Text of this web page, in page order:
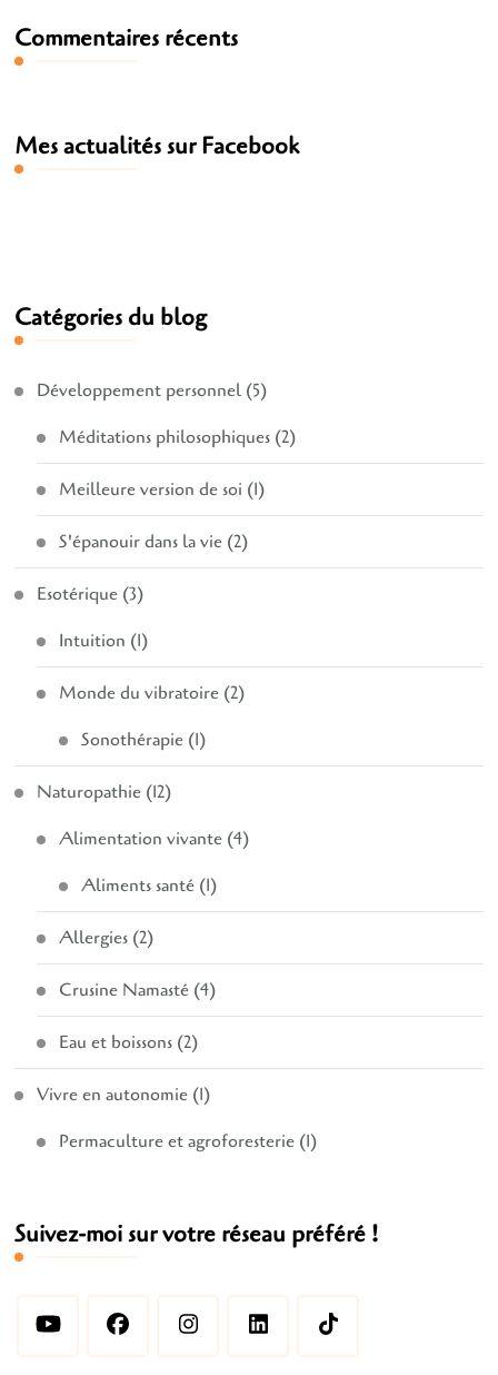
Commentaires récents
Mes actualités sur Facebook
Catégories du blog
Développement personnel (5)
Méditations philosophiques (2)
Meilleure version de soi (1)
S'épanouir dans la vie (2)
Esotérique (3)
Intuition (1)
Monde du vibratoire (2)
Sonothérapie (1)
Naturopathie (12)
Alimentation vivante (4)
Aliments santé (1)
Allergies (2)
Crusine Namasté (4)
Eau et boissons (2)
Vivre en autonomie (1)
Permaculture et agroforesterie (1)
Suivez-moi sur votre réseau préféré !